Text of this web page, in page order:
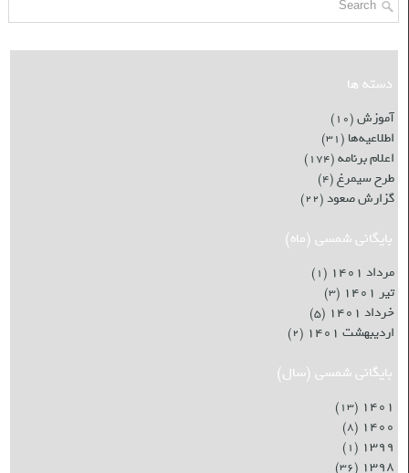
دسته ها
آموزش(۱۰)
اطلاعیه‌ها(۳۱)
اعلام برنامه(۱۷۴)
طرح سیمرغ(۴)
گزارش صعود(۲۲)
بایگانی شمسی (ماه)
مرداد ۱۴۰۱ (۱)
تیر ۱۴۰۱ (۳)
خرداد ۱۴۰۱ (۵)
اردیبهشت ۱۴۰۱ (۲)
بایگانی شمسی (سال)
۱۴۰۱ (۱۳)
۱۴۰۰ (۸)
۱۳۹۹ (۱)
۱۳۹۸ (۳۶)